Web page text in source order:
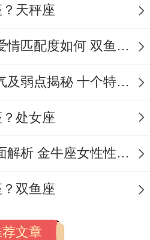
位能提升40%的记忆效
做标记～
的好运连锁反应！
或许变成未来合作对象
按楼层键的陌生人三个
片数量的变化下周会提
天秤座
双鱼座和天秤座的爱情匹配度如何 双鱼天秤缘分会怎样
处女座女生性格脾气及弱点揭秘 十个特点惊人！
处女座
金牛座女性性格全面解析 金牛座女性性格与脾气全揭秘
双鱼座
文章